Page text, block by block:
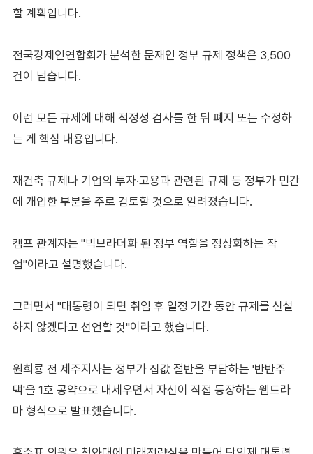
할 계획입니다.
전국경제인연합회가 분석한 문재인 정부 규제 정책은 3,500
건이 넘습니다.
이런 모든 규제에 대해 적정성 검사를 한 뒤 폐지 또는 수정하
는 게 핵심 내용입니다.
재건축 규제나 기업의 투자·고용과 관련된 규제 등 정부가 민간
에 개입한 부분을 주로 검토할 것으로 알려졌습니다.
캠프 관계자는 "빅브라더화 된 정부 역할을 정상화하는 작
업"이라고 설명했습니다.
그러면서 "대통령이 되면 취임 후 일정 기간 동안 규제를 신설
하지 않겠다고 선언할 것"이라고 했습니다.
원희룡 전 제주지사는 정부가 집값 절반을 부담하는 '반반주
택'을 1호 공약으로 내세우면서 자신이 직접 등장하는 웹드라
마 형식으로 발표했습니다.